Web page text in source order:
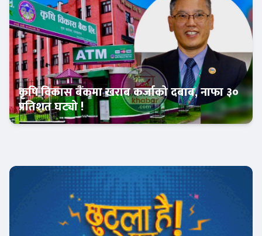
कृषि विकास बैंकमा खराब कर्जाको दबाब, नाफा ३०
प्रतिशत घट्यो !